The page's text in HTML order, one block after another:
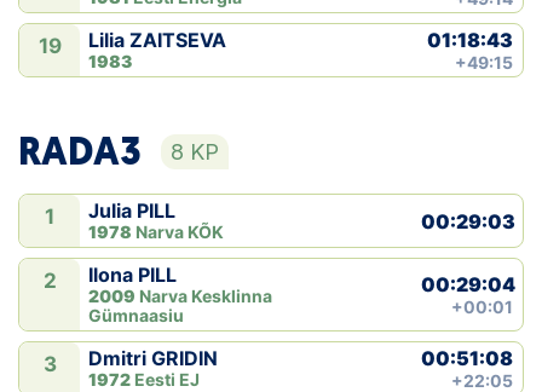
19 Lilia ZAITSEVA
1983
01:18:43
+49:15
RADA3 8 KP
1 Julia PILL
1978 Narva KÕK 00:29:03
2 Ilona PILL
2009 Narva Kesklinna
Gümnaasiu
00:29:04
+00:01
3 Dmitri GRIDIN
1972 Eesti EJ
00:51:08
+22:05